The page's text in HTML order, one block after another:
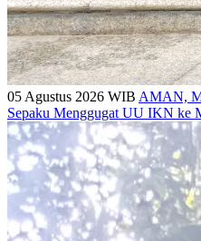
05 Agustus 2026 WIB AMAN,
Sepaku Menggugat UU IKN ke